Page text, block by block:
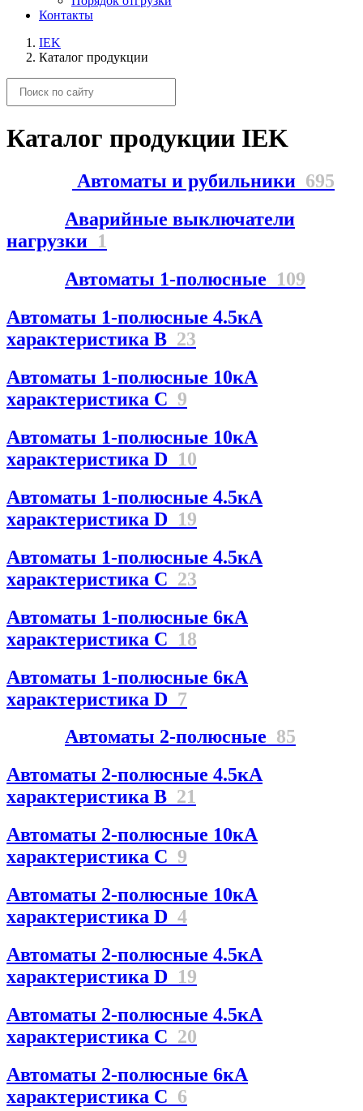
Контакты
IEK
Каталог продукции
Каталог продукции IEK
Автоматы и рубильники 695
Аварийные выключатели
нагрузки 1
Автоматы 1-полюсные 109
Автоматы 1-полюсные 4.5кА
характеристика В 23
Автоматы 1-полюсные 10кА
характеристика C 9
Автоматы 1-полюсные 10кА
характеристика D 10
Автоматы 1-полюсные 4.5кА
характеристика D 19
Автоматы 1-полюсные 4.5кА
характеристика С 23
Автоматы 1-полюсные 6кА
характеристика C 18
Автоматы 1-полюсные 6кА
характеристика D 7
Автоматы 2-полюсные 85
Автоматы 2-полюсные 4.5кА
характеристика В 21
Автоматы 2-полюсные 10кА
характеристика C 9
Автоматы 2-полюсные 10кА
характеристика D 4
Автоматы 2-полюсные 4.5кА
характеристика D 19
Автоматы 2-полюсные 4.5кА
характеристика С 20
Автоматы 2-полюсные 6кА
характеристика C 6